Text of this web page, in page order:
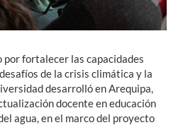
por fortalecer las capacidades
de la crisis climática y la
desarrolló en Arequipa,
docente en educación
agua, en el marco del proyecto